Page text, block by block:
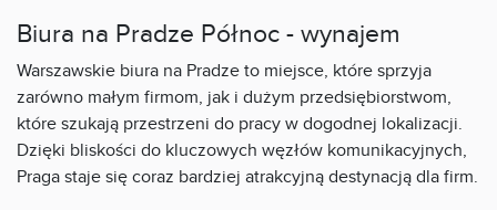
Biura na Pradze Północ - wynajem
Warszawskie biura na Pradze to miejsce, które sprzyja
zarówno małym firmom, jak i dużym przedsiębiorstwom,
które szukają przestrzeni do pracy w dogodnej lokalizacji.
Dzięki bliskości do kluczowych węzłów komunikacyjnych,
Praga staje się coraz bardziej atrakcyjną destynacją dla firm.